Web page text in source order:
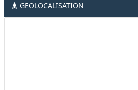
GEOLOCALISATION